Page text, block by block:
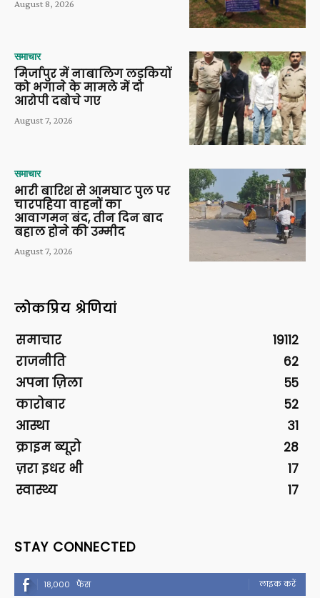
August 8, 2026
समाचार
मिर्जापुर में नाबालिग लड़कियों
को भगाने के मामले में दो
आरोपी दबोचे गए
August 7, 2026
समाचार
भारी बारिश से आमघाट पुल पर
चारपहिया वाहनों का
आवागमन बंद, तीन दिन बाद
बहाल होने की उम्मीद
August 7, 2026
लोकप्रिय श्रेणियां
समाचार
19112
राजनीति
62
अपना ज़िला
55
कारोबार
52
आस्था
31
क्राइम ब्यूरो
28
ज़रा इधर भी
17
स्वास्थ्य
17
STAY CONNECTED
18,000 फैंस लाइक करें